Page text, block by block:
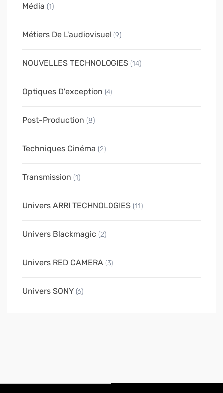
Média (1)
Métiers De L'audiovisuel (9)
NOUVELLES TECHNOLOGIES (14)
Optiques D'exception (4)
Post-Production (8)
Techniques Cinéma (2)
Transmission (1)
Univers ARRI TECHNOLOGIES (11)
Univers Blackmagic (2)
Univers RED CAMERA (3)
Univers SONY (6)